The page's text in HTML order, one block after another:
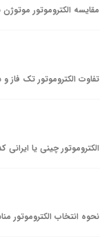
مقایسه الکتروموتور موتوژن
تفاوت الکتروموتور تک
نحوه انتخاب الکتروموتور